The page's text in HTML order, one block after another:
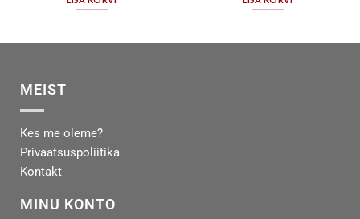
MEIST
Kes me oleme?
Privaatsuspoliitika
Kontakt
MINU KONTO